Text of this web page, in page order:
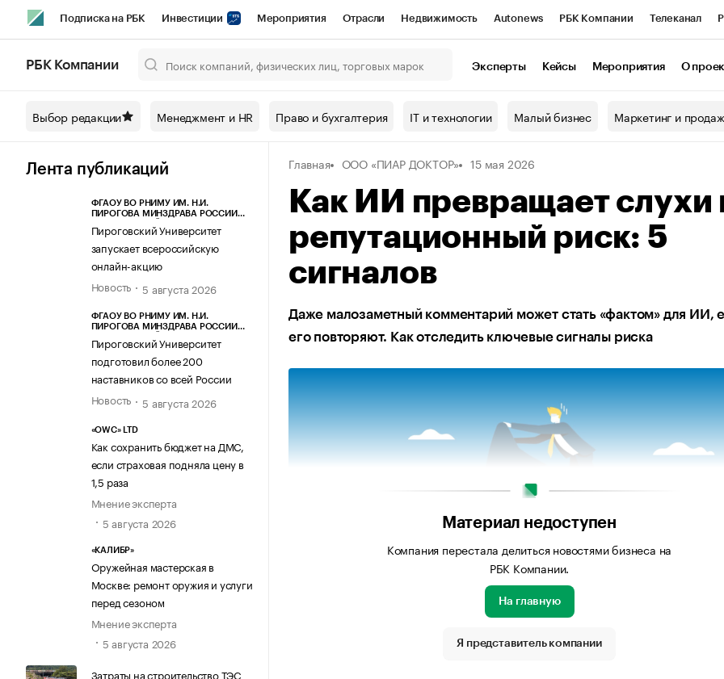
Подписка на РБК Инвестиции Мероприятия Отрасли Недвижимость Autonews РБК Компании Телеканал
Спецпроекты СПб Конференции СПб Спецпроекты Проверка контрагентов
Технологии и медиа Рынок наличной валюты
РБК Компании Эксперты Кейсы Мероприятия О
Выбор редакции Менеджмент и HR Право и бухгалтерия IT и технологии Малый бизнес Маркетинг и
Лента публикаций
ФГАОУ ВО РНИМУ ИМ. Н.И.
ПИРОГОВА МИНЗДРАВА РОССИИ
Пироговский Университет
запускает всероссийскую
онлайн-акцию
Новость
5 августа 2026
ФГАОУ ВО РНИМУ ИМ. Н.И.
ПИРОГОВА МИНЗДРАВА РОССИИ
Пироговский Университет
подготовил более 200
наставников со всей России
Новость
5 августа 2026
«OWC» LTD
Как сохранить бюджет на ДМС,
если страховая подняла цену в
1,5 раза
Мнение эксперта
5 августа 2026
«КАЛИБР»
Оружейная мастерская в
Москве: ремонт оружия и услуги
перед сезоном
Мнение эксперта
5 августа 2026
Затраты на строительство ТЭС
Главная ООО «ПИАР ДОКТОР» 15 мая 2026
Как ИИ превращает слухи
репутационный риск: 5
сигналов
Даже малозаметный комментарий может стать «фактом» для ИИ,
его повторяют. Как отследить ключевые сигналы риска
Материал недоступен
Компания перестала делиться новостями бизнеса на
РБК Компании.
На главную
Я представитель компании